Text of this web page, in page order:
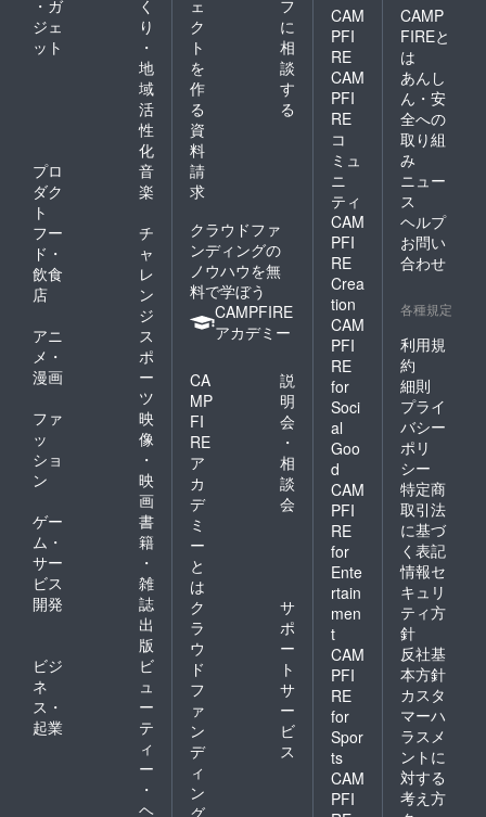
・ガ
ジェ
ット
く
り
・
地
域
活
性
化
プロ
ダク
ト
音
楽
フー
ド・
飲食
店
チ
ャ
レ
ン
ジ
アニ
メ・
漫画
ス
ポ
ー
ツ
ファ
ッ
ショ
ン
映
像
・
映
画
ゲー
ム・
サー
ビス
開発
書
籍
・
雑
誌
出
版
ビジ
ネ
ス・
起業
ビ
ュ
ー
テ
ィ
ー
・
ヘ
ェ
ク
ト
を
作
る
フ
に
相
談
す
る
資
料
請
求
クラウドファ
ンディングの
ノウハウを無
料で学ぼう
CAMPFIRE
アカデミー
CA
MP
FI
RE
ア
カ
デ
ミ
ー
と
は
説
明
会
・
相
談
会
ク
ラ
ウ
ド
フ
ァ
ン
デ
ィ
ン
グ
サ
ポ
ー
ト
サ
ー
ビ
ス
CAM
PFI
RE
CAM
PFI
RE
コ
ミュ
ニ
ティ
CAM
PFI
RE
Crea
tion
CAM
PFI
RE
for
Soci
al
Goo
d
CAM
PFI
RE
for
Ente
rtain
men
t
CAM
PFI
RE
for
Spor
ts
CAM
PFI
CAMP
FIREと
は
あんし
ん・安
全への
取り組
み
ニュー
ス
ヘルプ
お問い
合わせ
各種規定
利用規
約
細則
プライ
バシー
ポリ
シー
特定商
取引法
に基づ
く表記
情報セ
キュリ
ティ方
針
反社基
本方針
カスタ
マーハ
ラスメ
ントに
対する
考え方